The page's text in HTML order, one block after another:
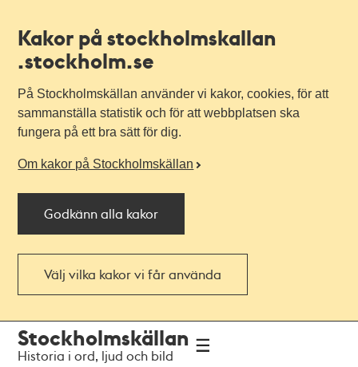
Kakor på stockholmskallan
.stockholm.se
På Stockholmskällan använder vi kakor, cookies, för att
sammanställa statistik och för att webbplatsen ska
fungera på ett bra sätt för dig.
Om kakor på Stockholmskällan
Godkänn alla kakor
Välj vilka kakor vi får använda
navigationen
huvudinnehållet
Stockholmskällan
Historia i ord, ljud och bild